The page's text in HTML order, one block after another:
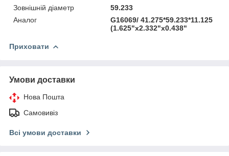
Зовнішній діаметр
59.233
Аналог
G16069/ 41.275*59.233*11.125
(1.625"х2.332"х0.438"
Приховати
Умови доставки
Нова Пошта
Самовивіз
Всі умови доставки